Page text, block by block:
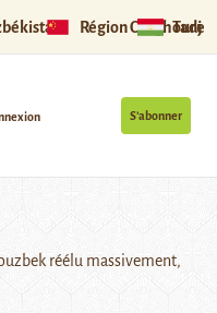
Région Ouïghoure
S’abonner
réélu massivement,